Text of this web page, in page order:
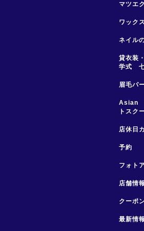
マツエ
ワック
ネイル
貸衣装
学式
眉毛パ
Asian
トスク
店休日
予約
フォト
店舗情報
クーポ
最新情